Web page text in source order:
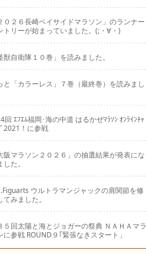
０２６長崎ベイサイドマラソン」のランナー
トリーが始まっていました。(;・∀・)
獣自衛隊１０巻」を読みました。
と「カラーレス」７巻（最終巻）を読みまし
回 ｴﾌｴﾑ福岡･海の中道 はるかぜﾏﾗｿﾝ ｵﾝﾗｲﾝﾁｬ
2021！に参戦
阪マラソン２０２６」の抽選結果が発表にな
した。
ウルトラマンジャックの肩関節を修
てみました。
５回太陽と海とジョガーの祭典 ＮＡＨＡマラ
に参戦 ROUND９｢緊張なきスタート」